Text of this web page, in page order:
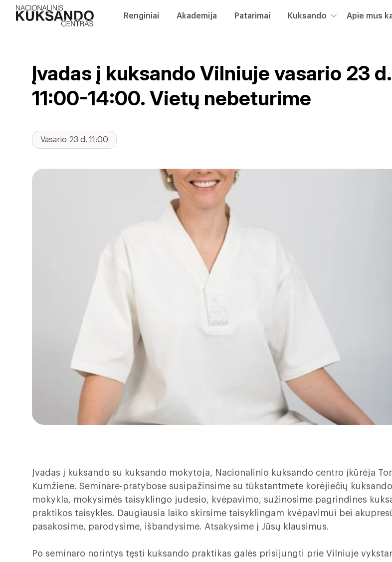
Renginiai Akademija Patarimai Kuksando Apie mus
Įvadas į kuksando Vilniuje vasario 23 d.
11:00-14:00. Vietų nebeturime
Vasario 23 d. 11:00
Įvadas į kuksando su kuksando mokytoja, Nacionalinio kuksando centro įkūrėja
Kumžiene. Seminare-pratybose susipažinsime su tūkstantmete korėjiečių kuksando
mokykla, mokysimės taisyklingo judesio, kvėpavimo, sužinosime pagrindines
praktikos taisykles. Daugiausia laiko skirsime taisyklingam kvėpavimui bei
pasakosime, parodysime, išbandysime. Atsakysime į Jūsų klausimus.
Po seminaro norintys tęsti kuksando praktikas galės prisijungti prie Vilniuje